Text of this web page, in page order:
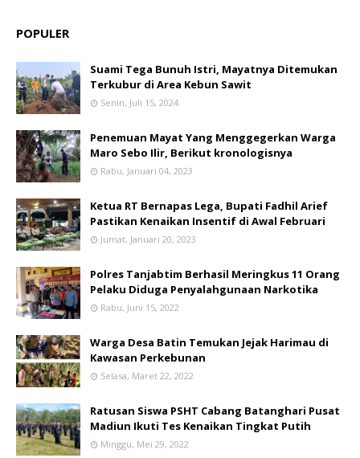
POPULER
Suami Tega Bunuh Istri, Mayatnya Ditemukan
Terkubur di Area Kebun Sawit
Senin, Juli 15, 2024
Penemuan Mayat Yang Menggegerkan Warga
Maro Sebo Ilir, Berikut kronologisnya
Rabu, Januari 04, 2023
Ketua RT Bernapas Lega, Bupati Fadhil Arief
Pastikan Kenaikan Insentif di Awal Februari
Jumat, Januari 20, 2023
Polres Tanjabtim Berhasil Meringkus 11 Orang
Pelaku Diduga Penyalahgunaan Narkotika
Rabu, Juni 15, 2022
Warga Desa Batin Temukan Jejak Harimau di
Kawasan Perkebunan
Selasa, Maret 22, 2022
Ratusan Siswa PSHT Cabang Batanghari Pusat
Madiun Ikuti Tes Kenaikan Tingkat Putih
Minggu, Mei 29, 2022